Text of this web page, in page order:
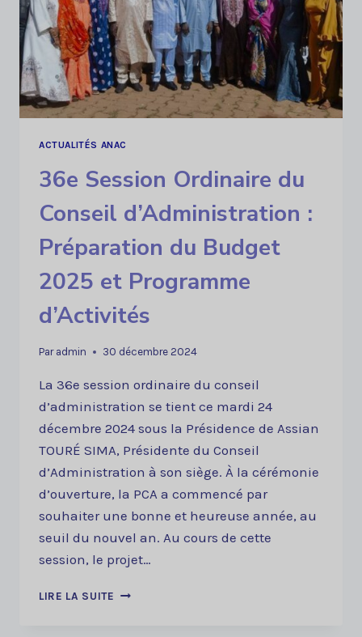
ACTUALITÉS ANAC
36e Session Ordinaire du
Conseil d’Administration :
Préparation du Budget
2025 et Programme
d’Activités
Par admin 30 décembre 2024
La 36e session ordinaire du conseil
d’administration se tient ce mardi 24
décembre 2024 sous la Présidence de Assian
TOURÉ SIMA, Présidente du Conseil
d’Administration à son siège. À la cérémonie
d’ouverture, la PCA a commencé par
souhaiter une bonne et heureuse année, au
seuil du nouvel an. Au cours de cette
session, le projet…
LIRE LA SUITE 36E